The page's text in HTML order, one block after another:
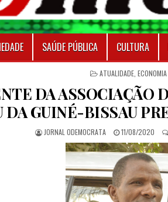
SAÚDE PÚBLICA CULTURA
POSTED IN
ATUALIDADE ,ECONOMIA
DA ASSOCIAÇÃO
DA GUINÉ-BISSAU
AUTHOR:
JORNAL ODEMOCRATA PUBLISHED
11/08/2020